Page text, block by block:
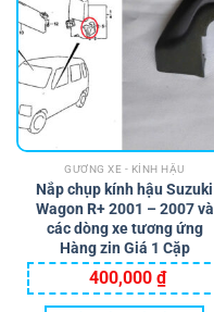
GƯƠNG XE - KÍNH HẬU
Nắp chụp kính hậu Suzuki
Wagon R+ 2001 – 2007 và
các dòng xe tương ứng
Hàng zin Giá 1 Cặp
400,000 ₫